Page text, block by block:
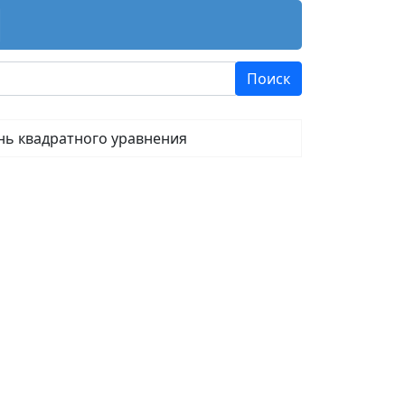
квадратного уравнения